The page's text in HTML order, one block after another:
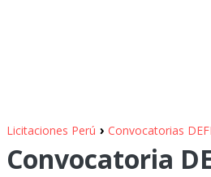
Licitaciones Perú › Convocatorias
Convocatoria